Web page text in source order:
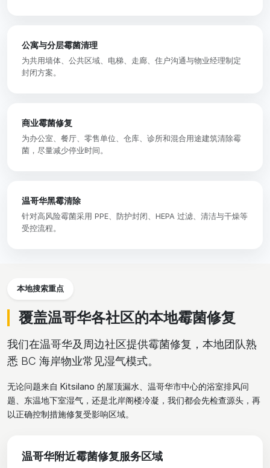
公寓与分层霉菌清理
为共用墙体、公共区域、电梯、走廊、住户沟通与物业经理制定
封闭方案。
商业霉菌修复
为办公室、餐厅、零售单位、仓库、诊所和混合用途建筑清除霉
菌，尽量减少停业时间。
温哥华黑霉清除
针对高风险霉菌采用 PPE、防护封闭、HEPA 过滤、清洁与干燥等
受控流程。
本地搜索重点
覆盖温哥华各社区的本地霉菌修复
我们在温哥华及周边社区提供霉菌修复，本地团队熟
悉 BC 海岸物业常见湿气模式。
无论问题来自 Kitsilano 的屋顶漏水、温哥华市中心的浴室排风问
题、东温地下室湿气，还是北岸阁楼冷凝，我们都会先检查源头，再
以正确控制措施修复受影响区域。
温哥华附近霉菌修复服务区域